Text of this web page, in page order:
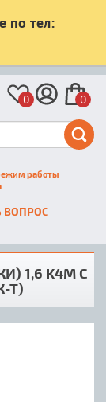
по тел:
0 0
работы
ВОПРОС
1,6 K4M С
Т)